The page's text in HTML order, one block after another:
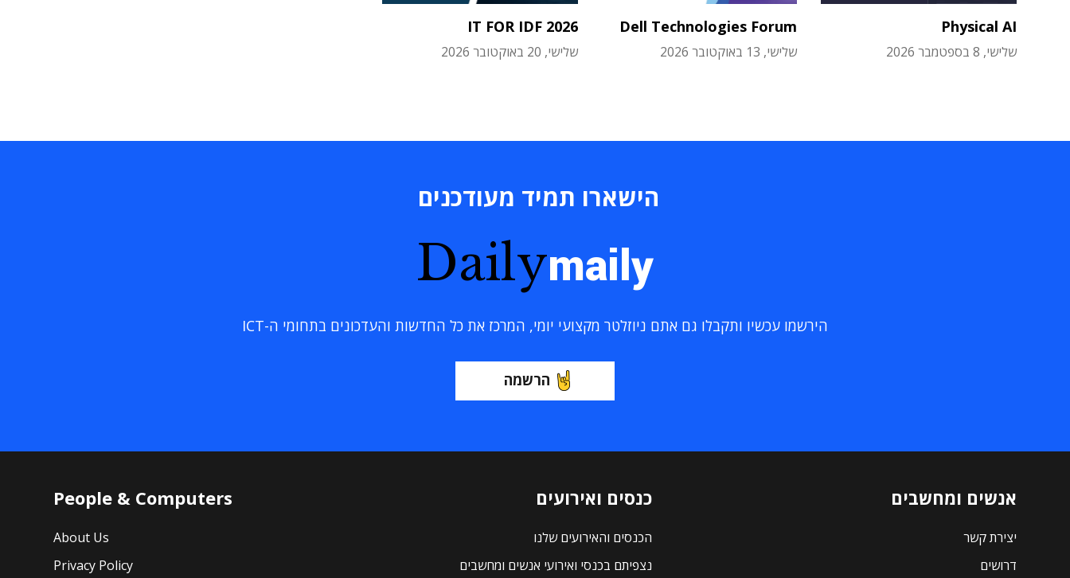
Physical AI
שלישי, 8 בספטמבר 2026
Dell Technologies Forum
שלישי, 13 באוקטובר 2026
IT FOR IDF 2026
שלישי, 20 באוקטובר 2026
הישארו תמיד מעודכנים
Dailymaily
הירשמו עכשיו ותקבלו גם אתם ניוזלטר מקצועי יומי, המרכז את כל החדשות והעדכונים בתחומי ה-ICT
הרשמה
אנשים ומחשבים
יצירת קשר
דרושים
כנסים ואירועים
הכנסים והאירועים שלנו
נצפיתם בכנסי ואירועי אנשים ומחשבים
People & Computers
About Us
Privacy Policy